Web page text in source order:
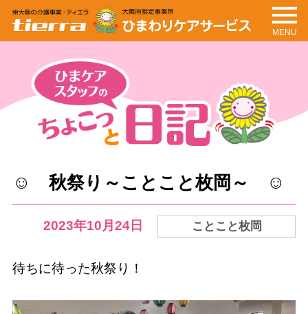
tierra
ひまわりケアサービ
ス
MENU
☺ 秋祭り～ことこと枚岡～ ☺
2023年10月24日 ことこと枚岡
待ちに待った秋祭り！